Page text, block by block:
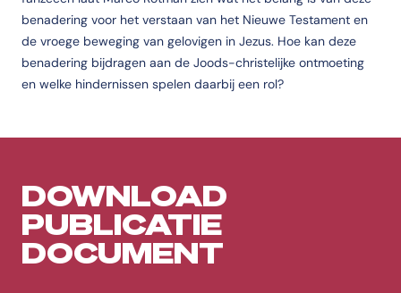
benadering voor het verstaan van het Nieuwe Testament en
de vroege beweging van gelovigen in Jezus. Hoe kan deze
benadering bijdragen aan de Joods-christelijke ontmoeting
en welke hindernissen spelen daarbij een rol?
DOWNLOAD
PUBLICATIE
DOCUMENT